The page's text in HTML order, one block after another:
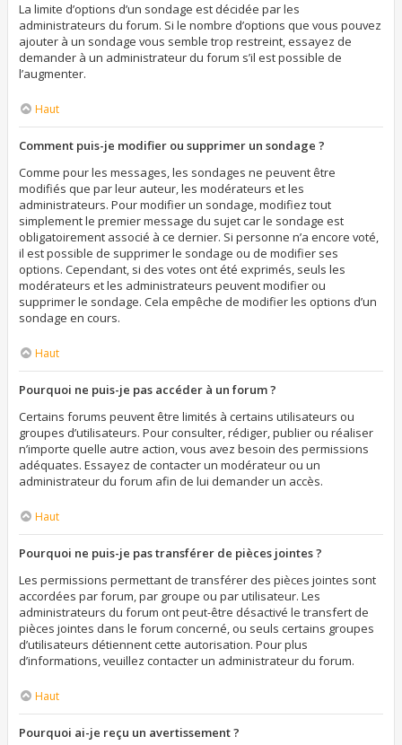
La limite d’options d’un sondage est décidée par les
administrateurs du forum. Si le nombre d’options que vous pouvez
ajouter à un sondage vous semble trop restreint, essayez de
demander à un administrateur du forum s’il est possible de
l’augmenter.
Haut
Comment puis-je modifier ou supprimer un sondage ?
Comme pour les messages, les sondages ne peuvent être
modifiés que par leur auteur, les modérateurs et les
administrateurs. Pour modifier un sondage, modifiez tout
simplement le premier message du sujet car le sondage est
obligatoirement associé à ce dernier. Si personne n’a encore voté,
il est possible de supprimer le sondage ou de modifier ses
options. Cependant, si des votes ont été exprimés, seuls les
modérateurs et les administrateurs peuvent modifier ou
supprimer le sondage. Cela empêche de modifier les options d’un
sondage en cours.
Haut
Pourquoi ne puis-je pas accéder à un forum ?
Certains forums peuvent être limités à certains utilisateurs ou
groupes d’utilisateurs. Pour consulter, rédiger, publier ou réaliser
n’importe quelle autre action, vous avez besoin des permissions
adéquates. Essayez de contacter un modérateur ou un
administrateur du forum afin de lui demander un accès.
Haut
Pourquoi ne puis-je pas transférer de pièces jointes ?
Les permissions permettant de transférer des pièces jointes sont
accordées par forum, par groupe ou par utilisateur. Les
administrateurs du forum ont peut-être désactivé le transfert de
pièces jointes dans le forum concerné, ou seuls certains groupes
d’utilisateurs détiennent cette autorisation. Pour plus
d’informations, veuillez contacter un administrateur du forum.
Haut
Pourquoi ai-je reçu un avertissement ?